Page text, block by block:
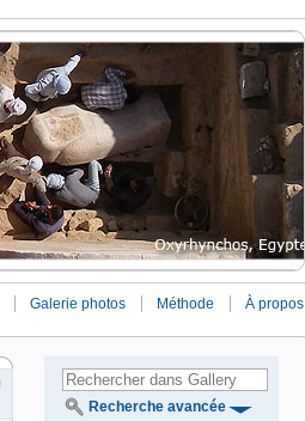
Galerie photos Méthode À propos
Recherche avancée